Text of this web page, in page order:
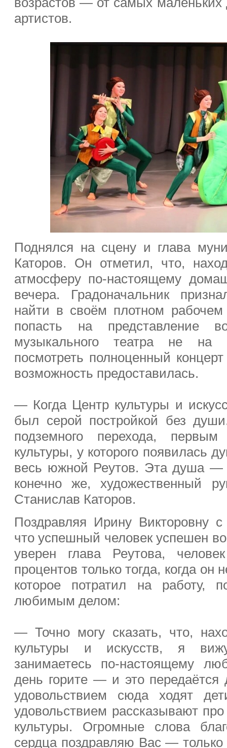
артистов.
Поднялся на сцену и глава
Каторов. Он отметил, что,
атмосферу по-настоящему
вечера. Градоначальник
найти в своём плотном
попасть на представление
музыкального театра не на
посмотреть полноценный
возможность предоставилась.
— Когда Центр культуры и
был серой постройкой без
подземного перехода,
культуры, у которого появилась
весь южной Реутов. Эта душа —
конечно же, художественный
Станислав Каторов.
Поздравляя Ирину Викторовну
что успешный человек успешен
уверен глава Реутова,
процентов только тогда, когда он
которое потратил на работу,
любимым делом:
— Точно могу сказать, что,
культуры и искусств, я
занимаетесь по-настоящему
день горите — и это передаётся
удовольствием сюда ходят
удовольствием рассказывают
культуры. Огромные слова
сердца поздравляю Вас —